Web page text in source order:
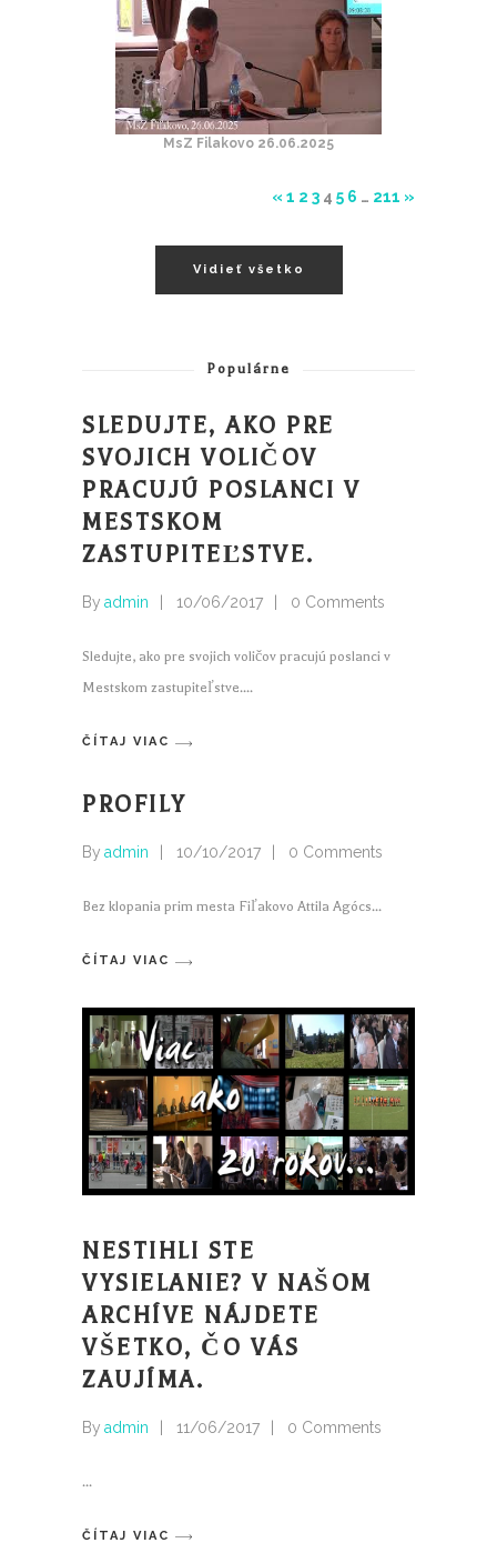
MsZ Filakovo 26.06.2025
« 1 2 3 4 5 6 … 211 »
Vidieť všetko
Populárne
SLEDUJTE, AKO PRE
SVOJICH VOLIČOV
PRACUJÚ POSLANCI V
MESTSKOM
ZASTUPITEĽSTVE.
By admin 10/06/2017 0 Comments
Sledujte, ako pre svojich voličov pracujú poslanci v
Mestskom zastupiteľstve.
ČÍTAJ VIAC
PROFILY
By admin 10/10/2017 0 Comments
Bez klopania prim mesta Fiľakovo Attila Agócs
ČÍTAJ VIAC
NESTIHLI STE
VYSIELANIE? V NAŠOM
ARCHÍVE NÁJDETE
VŠETKO, ČO VÁS
ZAUJÍMA.
By admin 11/06/2017 0 Comments
ČÍTAJ VIAC